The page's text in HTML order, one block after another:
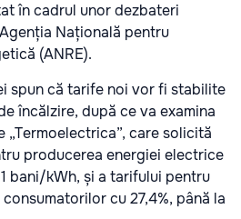
în cadrul unor dezbateri
Națională pentru
(ANRE).
spun că tarife noi vor fi stabilite
încălzire, după ce va examina
care solicită
producerea energiei electrice
bani/kWh, și a tarifului pentru
cu 27,4%, până la